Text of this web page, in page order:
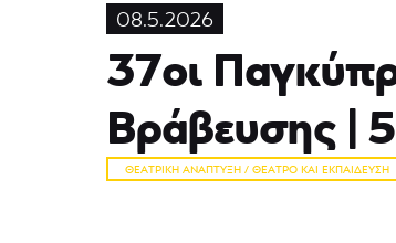
08.5.2026
37οι
Βράβευσης |
ΘΕΑΤΡΙΚΉ ΑΝΆΠΤΥΞΗ / ΘΈΑΤΡΟ ΚΑΙ ΕΚΠΑΊΔΕΥΣΗ